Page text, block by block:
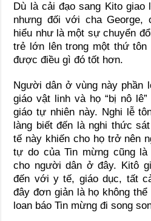
Dù là cải đạo sang Kito
nhưng đối với cha
hiểu như là một sự chuyển
trẻ lớn lên trong một thứ
được điều gì đó tốt hơn.
Người dân ở vùng này phần
giáo vật linh và họ “bị nô
giáo tự nhiên này. Nghi lễ
làng biết đến là nghi thức
tế này khiến cho họ trở nên
tự do của Tin mừng cũng
cho người dân ở đây. Kitô
đến với y tế, giáo dục, tất
đây đơn giản là họ không
loan báo Tin mừng đi song